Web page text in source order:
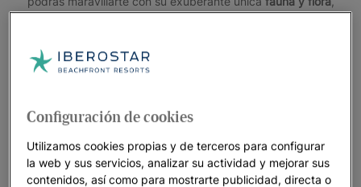
impresionantes del Caribe. También podrás disfrutar de
Configuración de cookies
Utilizamos cookies propias y de terceros para configurar
la web y sus servicios, analizar su actividad y mejorar sus
contenidos, así como para mostrarte publicidad, directa o